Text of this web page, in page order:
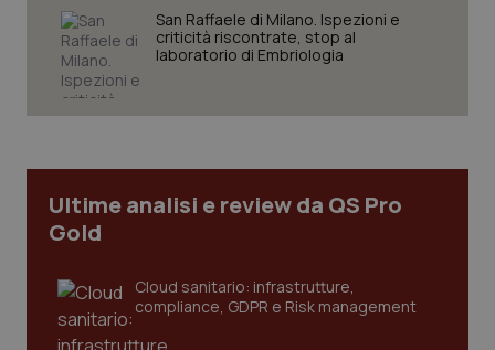
San Raffaele di Milano. Ispezioni e
criticità riscontrate, stop al
laboratorio di Embriologia
Ultime analisi e review da QS Pro
Gold
Cloud sanitario: infrastrutture,
compliance, GDPR e Risk management
Necessari Statistici Marketing
I cookie necessari contribuiscono a rendere fruibile il
sito web abilitandone funzionalità di base quali la
VISITOR_PRIVACY_METADATA
YouTube